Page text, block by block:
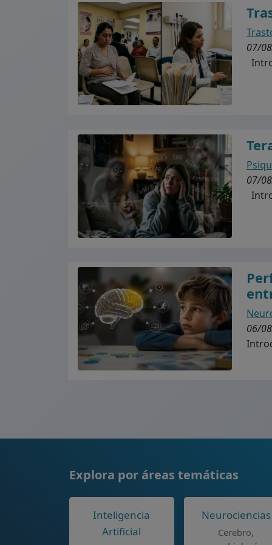
07/
07/
06/
Explora por áreas temáticas
Inteligencia
Artificial
Neurociencias
Cerebro,